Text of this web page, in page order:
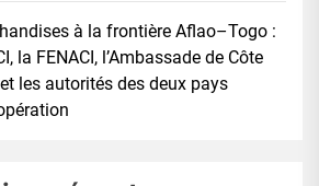
à la frontière Aflao–Togo :
la FENACI, l’Ambassade de Côte
les autorités des deux pays